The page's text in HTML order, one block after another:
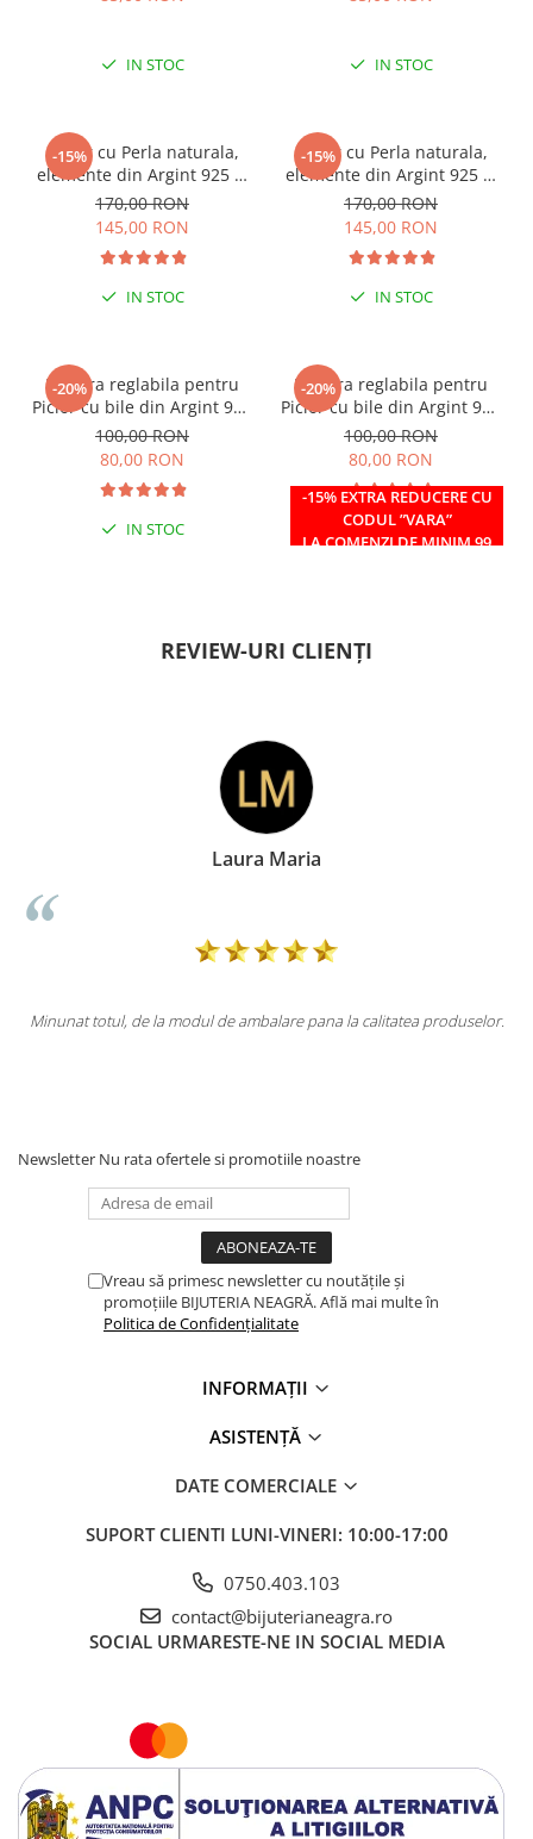
IN STOC IN STOC
-15%
Colier cu Perla naturala,
elemente din Argint 925 si
margele Miyuki, multicolor
170,00 RON
145,00 RON
IN STOC
-15%
Colier cu Perla naturala,
elemente din Argint 925 si
margele Miyuki, verde/kiwi
170,00 RON
145,00 RON
IN STOC
-20%
Bratara reglabila pentru
Picior cu bile din Argint 925
si margele Miyuki rosii
100,00 RON
80,00 RON
IN STOC
-20%
-15% EXTRA REDUCERE CU
CODUL ”VARA”
LA COMENZI DE MINIM 99
Bratara reglabila pentru
Picior cu bile din Argint 925
si margele Miyuki verzi
100,00 RON
80,00 RON
IN STOC
REVIEW-URI CLIENȚI
Laura Maria
Minunat totul, de la modul de ambalare pana la calitatea produselor.
Newsletter Nu rata ofertele si promotiile noastre
Vreau să primesc newsletter cu noutățile și
promoțiile BIJUTERIA NEAGRĂ. Află mai multe în
Politica de Confidențialitate
INFORMAȚII
ASISTENȚĂ
DATE COMERCIALE
SUPORT CLIENTI LUNI-VINERI: 10:00-17:00
0750.403.103
contact@bijuterianeagra.ro
SOCIAL URMARESTE-NE IN SOCIAL MEDIA